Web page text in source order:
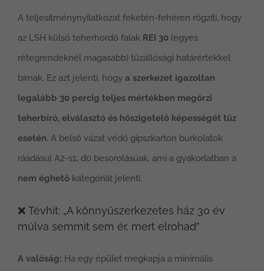
A teljesítménynyilatkozat feketén-fehéren rögzíti, hogy
az LSH külső teherhordó falak REI 30 (egyes
rétegrendeknél magasabb) tűzállósági határértékkel
bírnak. Ez azt jelenti, hogy a szerkezet igazoltan
legalább 30 percig teljes mértékben megőrzi
teherbíró, elválasztó és hőszigetelő képességét tűz
esetén. A belső vázat védő gipszkarton burkolatok
ráadásul A2-s1, d0 besorolásúak, ami a gyakorlatban a
nem éghető kategóriát jelenti.
❌ Tévhit: „A könnyűszerkezetes ház 30 év
múlva semmit sem ér, mert elrohad”
A valóság: Ha egy épület megkapja a minimális